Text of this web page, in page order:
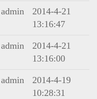
admin
2014-4-21
13:16:47
admin
2014-4-21
13:16:00
admin
2014-4-19
10:28:31